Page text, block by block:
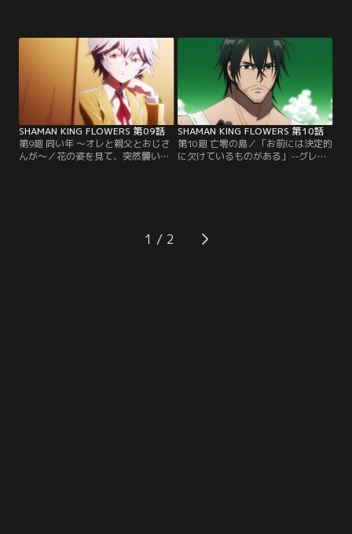
へ。オーバーソウル・NAMA-HAGE
を繰り出すガッコに、自らに宿され
た「鬼」で対抗する花。次第に正気
を失い、花は巨大な鬼の力に取り込
まれていく。【提供：バンダイチャ
ンネル】
ガッコを「チームハオ 対鬼師団長」
と呼び、合流した葉羽をガッコに
「チームハオの仲間」だと紹介。何
が何やらわかっていない花と葉羽に
対し、アルミは『フラワーオブメイ
ズ』の説明を始める。【提供：バン
ダイチャンネル】
SHAMAN KING FLOWERS 第09話
第9廻 同い年 ～オレと親父とおじさ
んが～／花の姿を見て、突然襲い掛
鬼」となる。黽の持霊・シャマシュ
に強烈な一撃をくらわすも、その
SHAMAN KING FLOWERS 第10話
第10廻 亡零の島／「お前には決定的
に欠けているものがある」--グレー
桜井咲太郎という男と出会う。【提
供：バンダイチャンネル】
1